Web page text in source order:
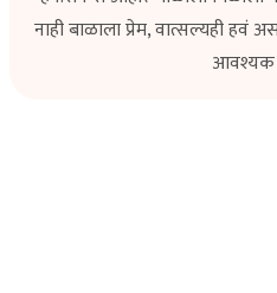
नाही बाळाला प्रेम, वात्सल्यही हवं